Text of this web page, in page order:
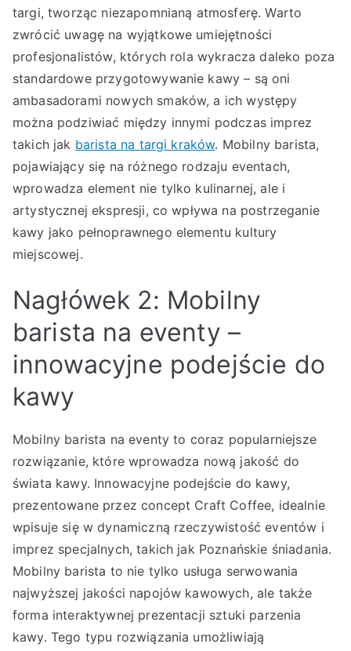
targi, tworząc niezapomnianą atmosferę. Warto
zwrócić uwagę na wyjątkowe umiejętności
profesjonalistów, których rola wykracza daleko poza
standardowe przygotowywanie kawy – są oni
ambasadorami nowych smaków, a ich występy
można podziwiać między innymi podczas imprez
takich jak barista na targi kraków. Mobilny barista,
pojawiający się na różnego rodzaju eventach,
wprowadza element nie tylko kulinarnej, ale i
artystycznej ekspresji, co wpływa na postrzeganie
kawy jako pełnoprawnego elementu kultury
miejscowej.
Nagłówek 2: Mobilny
barista na eventy –
innowacyjne podejście do
kawy
Mobilny barista na eventy to coraz popularniejsze
rozwiązanie, które wprowadza nową jakość do
świata kawy. Innowacyjne podejście do kawy,
prezentowane przez concept Craft Coffee, idealnie
wpisuje się w dynamiczną rzeczywistość eventów i
imprez specjalnych, takich jak Poznańskie śniadania.
Mobilny barista to nie tylko usługa serwowania
najwyższej jakości napojów kawowych, ale także
forma interaktywnej prezentacji sztuki parzenia
kawy. Tego typu rozwiązania umożliwiają